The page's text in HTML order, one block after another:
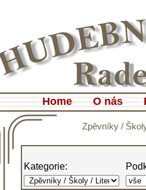
Home O nás
Zpěvníky /
Kategorie: